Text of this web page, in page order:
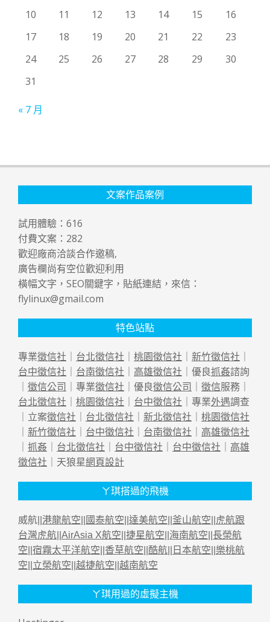
10
11 12 13 14 15
16
17
18 19 20 21 22
23
24
25 26 27 28 29
30
31
« 7 月
文案作品案例
試用體驗： 616
付費文案： 282
歡迎廠商洽談合作邀稿,
廣告欄尚有空位歡迎利用
橫幅文字，SEO關鍵字，貼紙連結，來信：
flylinux@gmail.com
特色站點
專業徵信社 ｜ 台北徵信社 ｜ 桃園徵信社 ｜ 新竹徵信社 ｜
台中徵信社 ｜ 台南徵信社 ｜ 高雄徵信社 ｜優良抓姦諮詢
｜ 徵信公司 ｜專業徵信社 ｜優良徵信公司 ｜ 徵信服務｜
台北徵信社 ｜ 桃園徵信社 ｜ 台中徵信社 ｜專業外遇調查
｜立案徵信社 ｜ 台北徵信社 ｜ 新北徵信社 ｜ 桃園徵信社
｜ 新竹徵信社 ｜ 台中徵信社 ｜ 台南徵信社 ｜ 高雄徵信社
｜ 抓姦 ｜ 台北徵信社 ｜ 台中徵信社 ｜ 台中徵信社 ｜ 高雄
徵信社 ｜天狼星網頁設計
ㄚ琪搭過的飛機
威航|| 港龍航空 國泰航空 達美航空 釜山航空
虎航跟
台灣虎航 AirAsia X航空 捷星航空 海南航空 長榮航
空 宿霧太平洋航空 香草航空 酷航 日本航空 樂桃航
空 立榮航空 越捷航空 越南航空
ㄚ琪用過的虛擬主機